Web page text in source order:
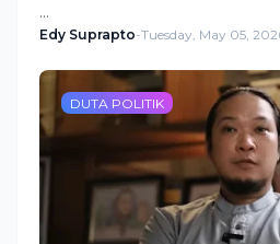
…
Edy Suprapto-Tuesday, May 05,
DUTA POLITIK